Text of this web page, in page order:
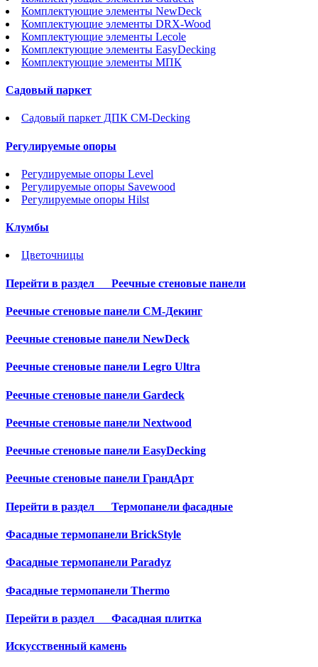
Комплектующие элементы NewDeck
Комплектующие элементы DRX-Wood
Комплектующие элементы Lecole
Комплектующие элементы EasyDecking
Комплектующие элементы МПК
Садовый паркет
Садовый паркет ДПК CM-Decking
Регулируемые опоры
Регулируемые опоры Level
Регулируемые опоры Savewood
Регулируемые опоры Hilst
Клумбы
Цветочницы
Перейти в раздел Реечные стеновые панели
Реечные стеновые панели СМ-Декинг
Реечные стеновые панели NewDeck
Реечные стеновые панели Legro Ultra
Реечные стеновые панели Gardeck
Реечные стеновые панели Nextwood
Реечные стеновые панели EasyDecking
Реечные стеновые панели ГрандАрт
Перейти в раздел Термопанели фасадные
Фасадные термопанели BrickStyle
Фасадные термопанели Paradyz
Фасадные термопанели Thermo
Перейти в раздел Фасадная плитка
Искусственный камень